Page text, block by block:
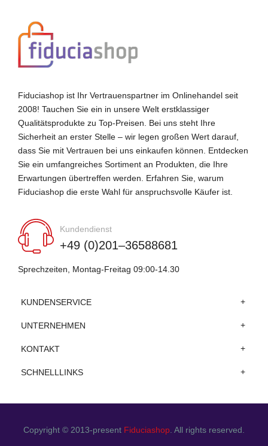
Fiduciashop ist Ihr Vertrauenspartner im Onlinehandel seit
2008! Tauchen Sie ein in unsere Welt erstklassiger
Qualitätsprodukte zu Top-Preisen. Bei uns steht Ihre
Sicherheit an erster Stelle – wir legen großen Wert darauf,
dass Sie mit Vertrauen bei uns einkaufen können. Entdecken
Sie ein umfangreiches Sortiment an Produkten, die Ihre
Erwartungen übertreffen werden. Erfahren Sie, warum
Fiduciashop die erste Wahl für anspruchsvolle Käufer ist.
Kundendienst
+49 (0)201–36588681
Sprechzeiten, Montag-Freitag 09:00-14.30
KUNDENSERVICE
UNTERNEHMEN
KONTAKT
SCHNELLLINKS
Copyright © 2013-present Fiduciashop . All rights reserved.